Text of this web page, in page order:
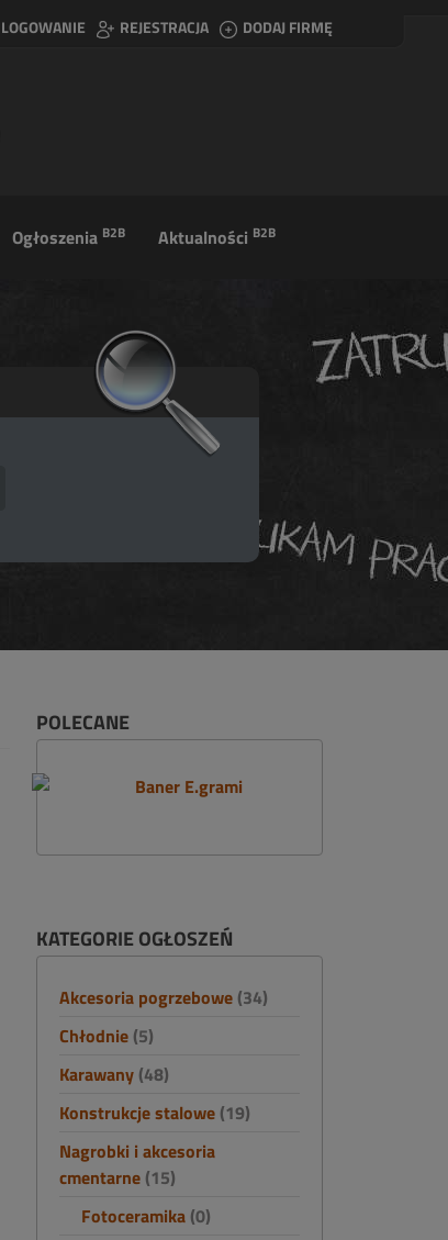
LOGOWANIE REJESTRACJA DODAJ FIRMĘ
Ogłoszenia B2B Aktualności B2B
POLECANE
KATEGORIE OGŁOSZEŃ
Akcesoria pogrzebowe (34)
Chłodnie (5)
Karawany (48)
Konstrukcje stalowe (19)
Nagrobki i akcesoria
cmentarne (15)
Fotoceramika (0)